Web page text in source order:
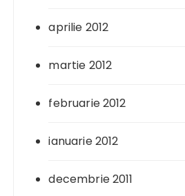
aprilie 2012
martie 2012
februarie 2012
ianuarie 2012
decembrie 2011